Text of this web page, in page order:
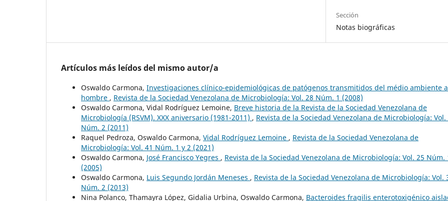
Sección
Notas biográficas
Artículos más leídos del mismo autor/a
Oswaldo Carmona, Investigaciones clínico-epidemiológicas de patógenos transmitidos del médio ambiente
hombre , Revista de la Sociedad Venezolana de Microbiología: Vol. 28 Núm. 1 (2008)
Oswaldo Carmona, Vidal Rodríguez Lemoine, Breve historia de la Revista de la Sociedad Venezolana de
Microbiología (RSVM). XXX aniversario (1981-2011) , Revista de la Sociedad Venezolana de Microbiología: Vol.
Núm. 2 (2011)
Raquel Pedroza, Oswaldo Carmona, Vidal Rodríguez Lemoine , Revista de la Sociedad Venezolana de
Microbiología: Vol. 41 Núm. 1 y 2 (2021)
Oswaldo Carmona, José Francisco Yegres , Revista de la Sociedad Venezolana de Microbiología: Vol. 25 Núm.
(2005)
Oswaldo Carmona, Luis Segundo Jordán Meneses , Revista de la Sociedad Venezolana de Microbiología: Vol.
Núm. 2 (2013)
Nina Polanco, Thamayra López, Gidalia Urbina, Oswaldo Carmona, Bacteroides fragilis enterotoxigénico